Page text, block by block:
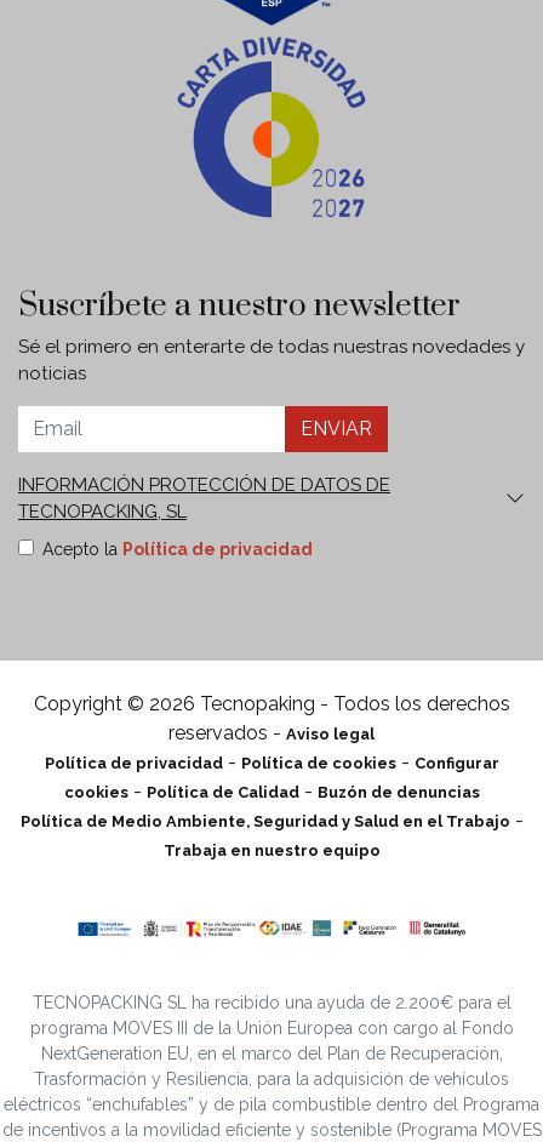
Suscríbete a nuestro newsletter
Sé el primero en enterarte de todas nuestras novedades y
noticias
ENVIAR
INFORMACIÓN PROTECCIÓN DE DATOS DE
TECNOPACKING, SL
Finalidades:
Envío de nuestro boletín comercial y de
comunicaciones informativas y publicitarias sobre
limitación y portabilidad de sus datos en
tecnopacking@delegado-datos.com
.
Política de privacidad
Acepto la Política de privacidad
Copyright © 2026 Tecnopaking - Todos los derechos
reservados - Aviso legal
Política de privacidad- Política de cookies- Configurar
cookies- Política de Calidad- Buzón de denuncias
Política de Medio Ambiente, Seguridad y Salud en el Trabajo -
Trabaja en nuestro equipo
TECNOPACKING SL ha recibido una ayuda de 2.200€ para el
programa MOVES III de la Unión Europea con cargo al Fondo
NextGeneration EU, en el marco del Plan de Recuperación,
Trasformación y Resiliencia, para la adquisición de vehículos
eléctricos “enchufables” y de pila combustible dentro del Programa
de incentivos a la movilidad eficiente y sostenible (Programa MOVES